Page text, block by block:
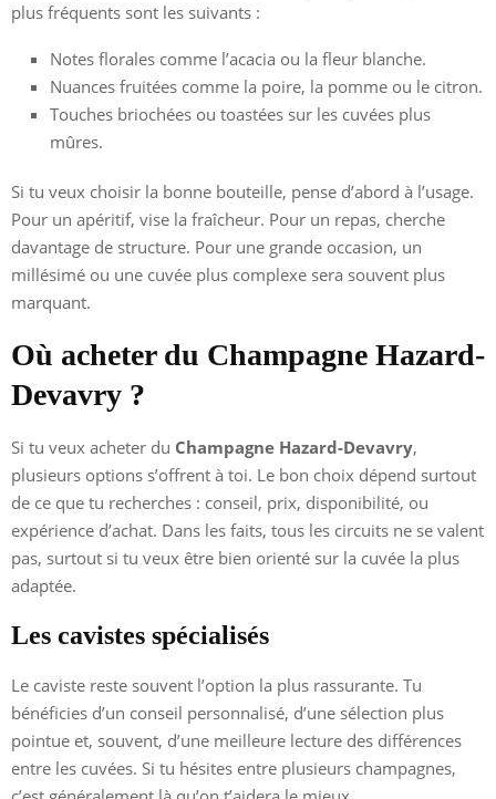
plus fréquents sont les suivants :
Notes florales comme l’acacia ou la fleur blanche.
Nuances fruitées comme la poire, la pomme ou le citron.
Touches briochées ou toastées sur les cuvées plus
mûres.
Si tu veux choisir la bonne bouteille, pense d’abord à l’usage.
Pour un apéritif, vise la fraîcheur. Pour un repas, cherche
davantage de structure. Pour une grande occasion, un
millésimé ou une cuvée plus complexe sera souvent plus
marquant.
Où acheter du Champagne Hazard-
Devavry ?
Si tu veux acheter du Champagne Hazard-Devavry,
plusieurs options s’offrent à toi. Le bon choix dépend surtout
de ce que tu recherches : conseil, prix, disponibilité, ou
expérience d’achat. Dans les faits, tous les circuits ne se valent
pas, surtout si tu veux être bien orienté sur la cuvée la plus
adaptée.
Les cavistes spécialisés
Le caviste reste souvent l’option la plus rassurante. Tu
bénéficies d’un conseil personnalisé, d’une sélection plus
pointue et, souvent, d’une meilleure lecture des différences
entre les cuvées. Si tu hésites entre plusieurs champagnes,